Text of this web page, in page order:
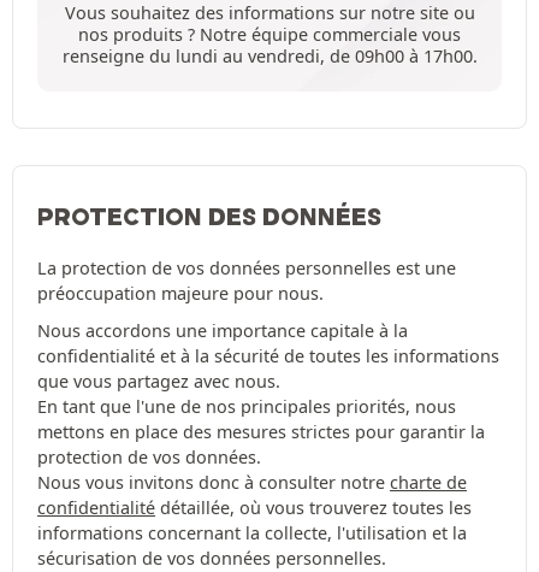
Vous souhaitez des informations sur notre site ou
nos produits ? Notre équipe commerciale vous
renseigne du lundi au vendredi, de 09h00 à 17h00.
PROTECTION DES DONNÉES
La protection de vos données personnelles est une
préoccupation majeure pour nous.
Nous accordons une importance capitale à la
confidentialité et à la sécurité de toutes les informations
que vous partagez avec nous.
En tant que l'une de nos principales priorités, nous
mettons en place des mesures strictes pour garantir la
protection de vos données.
Nous vous invitons donc à consulter notre charte de
confidentialité détaillée, où vous trouverez toutes les
informations concernant la collecte, l'utilisation et la
sécurisation de vos données personnelles.